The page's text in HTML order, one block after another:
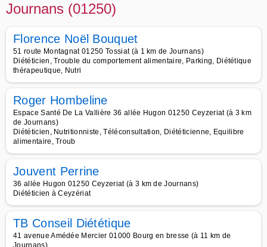
Journans (01250)
Florence Noël Bouquet
51 route Montagnat 01250 Tossiat (à 1 km de Journans)
Diététicien, Trouble du comportement alimentaire, Parking, Diététique
thérapeutique, Nutri
Roger Hombeline
Espace Santé De La Vallière 36 allée Hugon 01250 Ceyzeriat (à 3 km
de Journans)
Diététicien, Nutritionniste, Téléconsultation, Diététicienne, Equilibre
alimentaire, Troub
Jouvent Perrine
36 allée Hugon 01250 Ceyzeriat (à 3 km de Journans)
Diététicien à Ceyzériat
TB Conseil Diététique
41 avenue Amédée Mercier 01000 Bourg en bresse (à 11 km de
Journans)